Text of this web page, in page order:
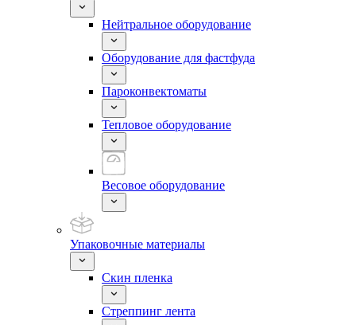
Нейтральное оборудование
Оборудование для фастфуда
Пароконвектоматы
Тепловое оборудование
Весовое оборудование
Упаковочные материалы
Скин пленка
Стреппинг лента